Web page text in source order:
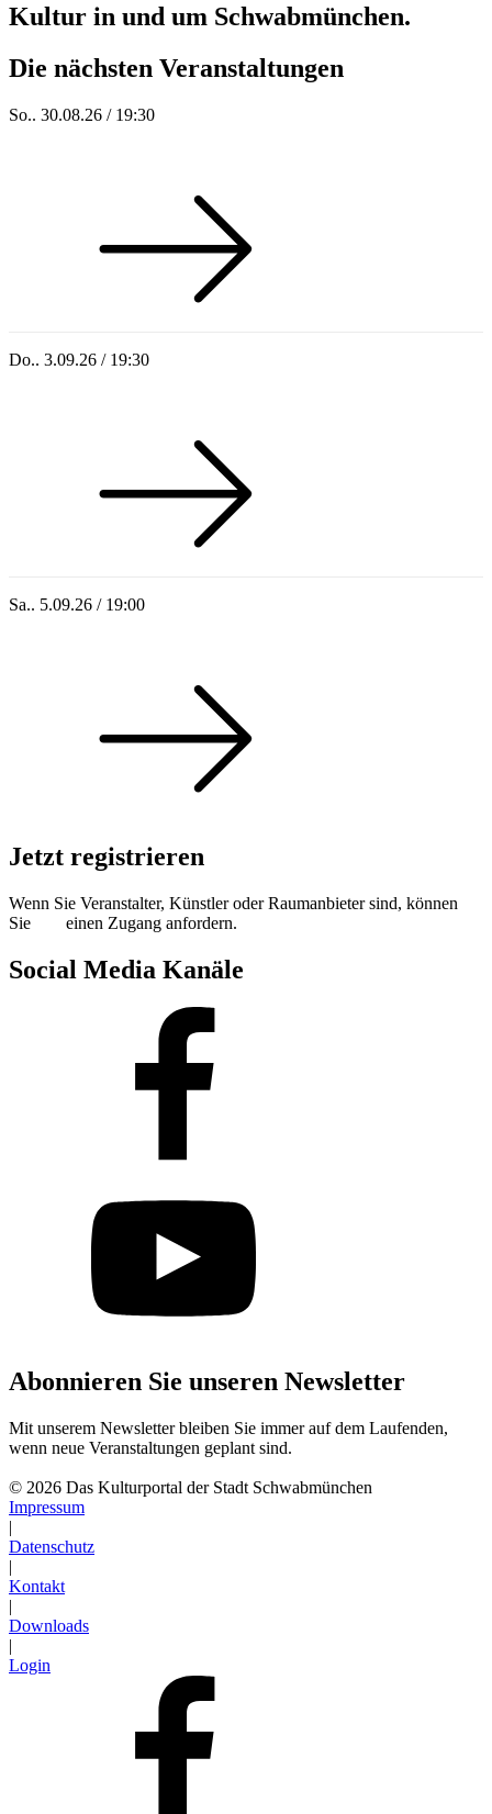
Kultur in und um Schwabmünchen.
Die nächsten Veranstaltungen
So.. 30.08.26 / 19:30
Do.. 3.09.26 / 19:30
Sa.. 5.09.26 / 19:00
Jetzt registrieren
Wenn Sie Veranstalter, Künstler oder Raumanbieter sind, können
Sie
einen Zugang anfordern.
Social Media Kanäle
Abonnieren Sie unseren Newsletter
Mit unserem Newsletter bleiben Sie immer auf dem Laufenden,
wenn neue Veranstaltungen geplant sind.
© 2026 Das Kulturportal der Stadt Schwabmünchen
Impressum
|
Datenschutz
|
Kontakt
|
Downloads
|
Login